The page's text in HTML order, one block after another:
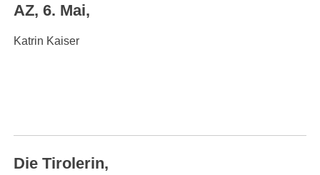
AZ, 6. Mai,
Katrin Kaiser
Die Tirolerin,